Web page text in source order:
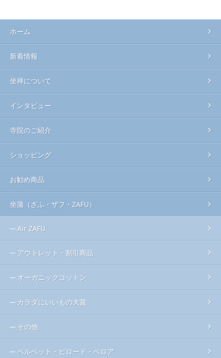
ホーム
新着情報
坐禅について
インタビュー
寺院のご紹介
ショッピング
お勧め商品
坐蒲（ざふ・ザフ・ZAFU）
Air ZAFU
アウトレット・割引商品
オーガニックコットン
カラダにいいもの大賞
その他
ベルベット・ビロード・ベロア